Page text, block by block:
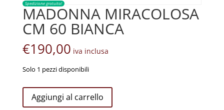
Spedizione gratuita!
MADONNA MIRACOLOSA
CM 60 BIANCA
€190,00 iva inclusa
Solo 1 pezzi disponibili
MADONNA
MIRACOLOSA
Aggiungi al carrello